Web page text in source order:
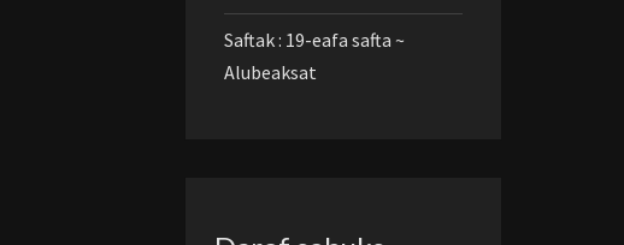
Saftak : 19-eafa safta ~
Alubeaksat